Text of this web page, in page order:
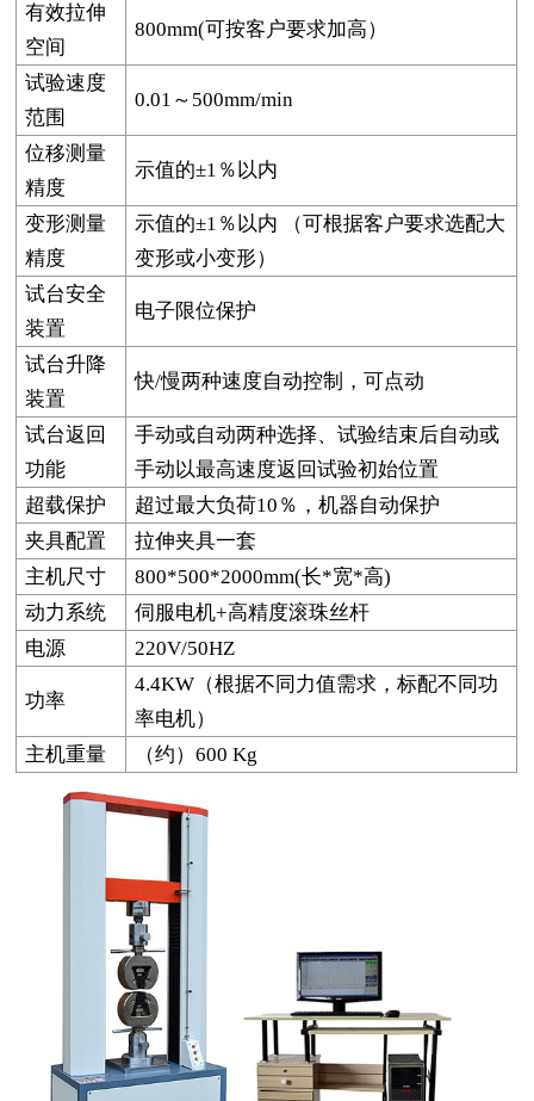
有效拉伸
空间
800mm(可按客户要求加高）
试验速度
范围
0.01 ～500mm/min
位移测量
精度
示值的±1％以内
变形测量
精度
示值的±1％以内 （可根据客户要求选配大
变形或小变形）
试台安全
装置
电子限位保护
试台升降
装置
快/慢两种速度自动控制，可点动
试台返回
功能
手动或自动两种选择、试验结束后自动或
手动以最高速度返回试验初始位置
超载保护
超过最大负荷10％，机器自动保护
夹具配置
拉伸夹具一套
主机尺寸
800*500*2000mm(长*宽*高)
动力系统
伺服电机+高精度滚珠丝杆
电源
220V/50HZ
功率
4.4KW （根据不同力值需求，标配不同功
率电机）
主机重量
（约）600 Kg